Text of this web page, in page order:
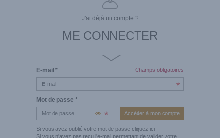
J'ai déjà un compte ?
ME CONNECTER
Champs obligatoires
E-mail *
Mot de passe *
Si vous avez oublié votre mot de passe cliquez ici
Si vous n'avez pas reçu l'e-mail permettant de valider votre